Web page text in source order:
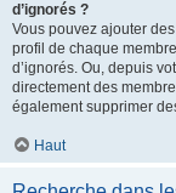
d’ignorés ?
Vous pouvez ajouter
profil de chaque
d’ignorés. Ou, depuis
directement des
également supprimer
Haut